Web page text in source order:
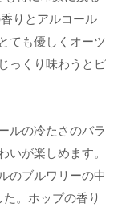
りとアルコール
ても優しくオーツ
っくり味わうとピ
ルの冷たさのバラ
いが楽しめます。
のブルワリーの中
。ホップの香り